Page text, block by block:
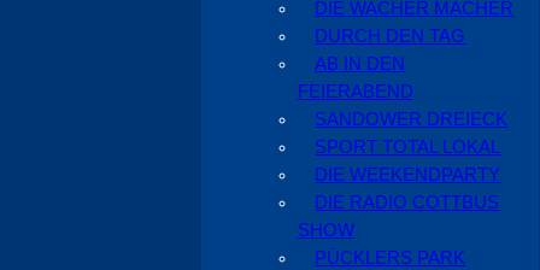
DIE WACHER MACHER
DURCH DEN TAG
AB IN DEN
FEIERABEND
SANDOWER DREIECK
SPORT TOTAL LOKAL
DIE WEEKENDPARTY
DIE RADIO COTTBUS
SHOW
PÜCKLERS PARK